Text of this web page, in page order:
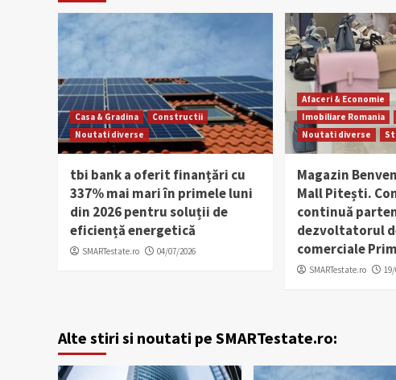
Casa & Gradina
Constructii
Noutati diverse
tbi bank a oferit finanțări cu
337% mai mari în primele luni
din 2026 pentru soluții de
eficiență energetică
SMARTestate.ro 04/07/2026
Afaceri & Economie
Imobiliare Romania
Noutati diverse
Magazin
Mall Pitești.
continuă
dezvoltatorul
comerciale
SMARTestate.ro
Alte stiri si noutati pe SMARTestate.ro: